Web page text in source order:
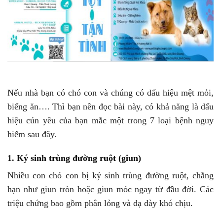
Nếu nhà bạn có chó con và chúng có dấu hiệu mệt mỏi,
biếng ăn…. Thì bạn nên đọc bài này, có khả năng là dấu
hiệu cún yêu của bạn mắc một trong 7 loại bệnh nguy
hiểm sau đây.
1. Ký sinh trùng đường ruột (giun)
Nhiều con chó con bị ký sinh trùng đường ruột, chẳng
hạn như giun tròn hoặc giun móc ngay từ đầu đời. Các
triệu chứng bao gồm phân lỏng và dạ dày khó chịu.